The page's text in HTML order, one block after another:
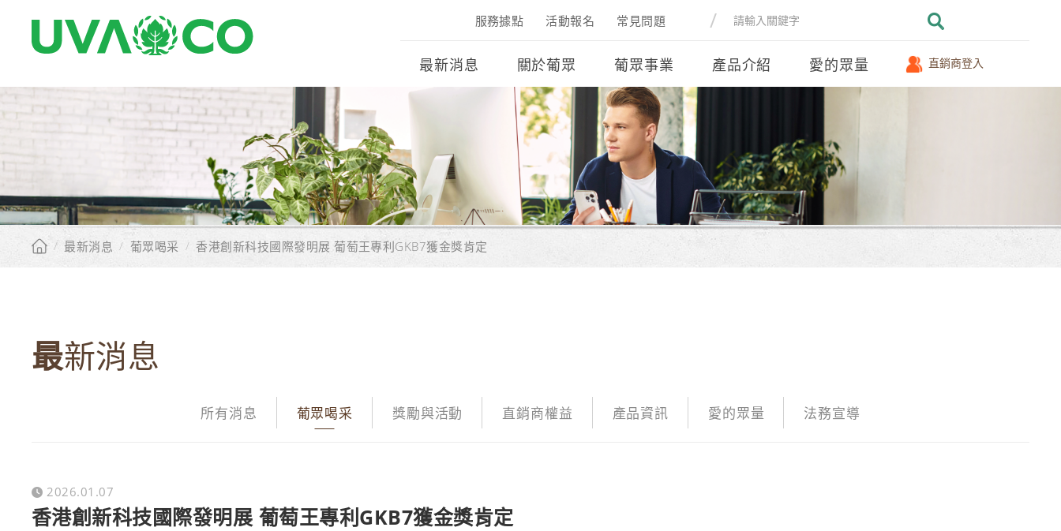
服務據點 活動報名 常見問題
最新消息 關於葡眾 葡眾事業 產品介紹 愛的眾量 直銷商登入
/ 最新消息 / 葡眾喝采 / 香港創新科技國際發明展 葡萄王專利GKB7獲金獎肯定
最新消息
所有消息 葡眾喝采 獎勵與活動 直銷商權益 產品資訊 愛的眾量 法務宣導
2026.01.07
香港創新科技國際發明展 葡萄王專利GKB7獲金獎肯定